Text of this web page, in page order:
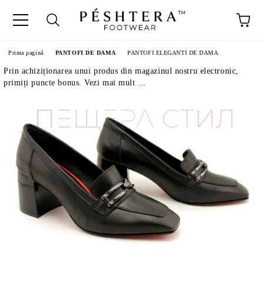
Prima pagină PANTOFI DE DAMA PANTOFI ELEGANTI DE DAMA
Prin achiziționarea unui produs din magazinul nostru electronic,
primiți puncte bonus. Vezi mai mult ...